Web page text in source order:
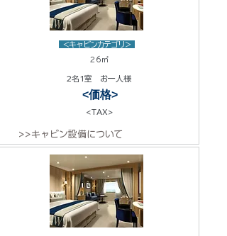
<キャビンカテゴリ>
26㎡
2名1室 お一人様
<価格>
<TAX>
>>キャビン設備について